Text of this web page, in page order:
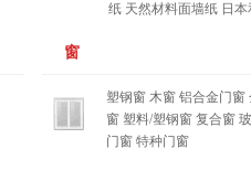
纸 天然材料面墙纸 日
推广之道：400-667-5551
您的位置：------------
窗
塑钢窗 木窗 铝合金门窗
窗 塑料/塑钢窗 复合窗
门窗 特种门窗